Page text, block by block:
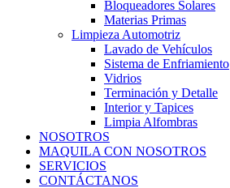
Bloqueadores Solares
Materias Primas
Limpieza Automotriz
Lavado de Vehículos
Sistema de Enfriamiento
Vidrios
Terminación y Detalle
Interior y Tapices
Limpia Alfombras
NOSOTROS
MAQUILA CON NOSOTROS
SERVICIOS
CONTÁCTANOS